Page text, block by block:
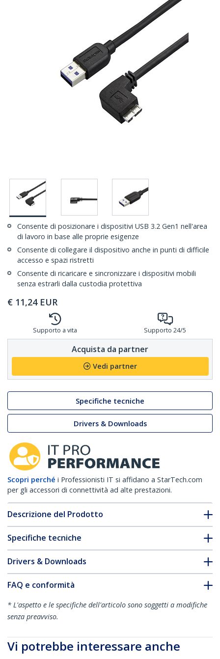
Consente di posizionare i dispositivi USB 3.2 Gen1 nell'area
di lavoro in base alle proprie esigenze
Consente di collegare il dispositivo anche in punti di difficile
accesso e spazi ristretti
Consente di ricaricare e sincronizzare i dispositivi mobili
senza estrarli dalla custodia protettiva
€ 11,24 EUR
Supporto a vita Supporto 24/5
Acquista da partner
Vedi partner
Specifiche tecniche
Drivers & Downloads
Scopri perché i Professionisti IT si affidano a StarTech.com
per gli accessori di connettività ad alte prestazioni.
Descrizione del Prodotto
Specifiche tecniche
Drivers & Downloads
FAQ e conformità
* L'aspetto e le specifiche dell'articolo sono soggetti a modifiche
senza preavviso.
Vi potrebbe interessare anche